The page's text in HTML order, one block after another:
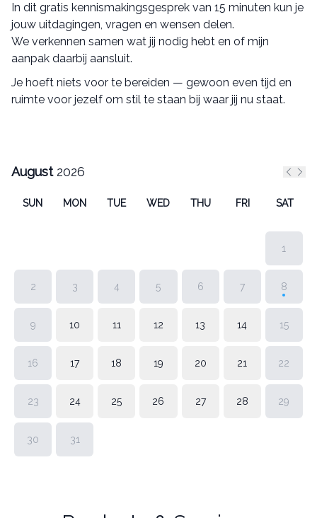
In dit gratis kennismakingsgesprek van 15 minuten kun je
jouw uitdagingen, vragen en wensen delen.
We verkennen samen wat jij nodig hebt en of mijn
aanpak daarbij aansluit.
Je hoeft niets voor te bereiden — gewoon even tijd en
ruimte voor jezelf om stil te staan bij waar jij nu staat.
August2026
SUN MON TUE WED THU FRI SAT
1
2 3 4 5 6 7 8
9 10 11 12 13 14 15
16 17 18 19 20 21 22
23 24 25 26 27 28 29
30 31